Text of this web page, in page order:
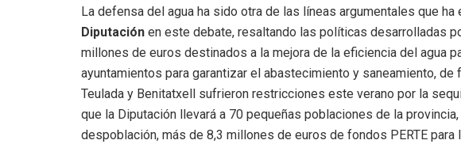
La defensa del agua ha sido otra de las líneas argumentales que ha
Diputación en este debate, resaltando las políticas desarrolladas
millones de euros destinados a la mejora de la eficiencia del agua
ayuntamientos para garantizar el abastecimiento y saneamiento,
Teulada y Benitatxell sufrieron restricciones este verano por la
que la Diputación llevará a 70 pequeñas poblaciones de la
despoblación, más de 8,3 millones de euros de fondos PERTE